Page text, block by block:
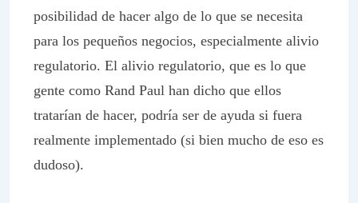
posibilidad de hacer algo de lo que se necesita
para los pequeños negocios, especialmente alivio
regulatorio. El alivio regulatorio, que es lo que
gente como Rand Paul han dicho que ellos
tratarían de hacer, podría ser de ayuda si fuera
realmente implementado (si bien mucho de eso es
dudoso).